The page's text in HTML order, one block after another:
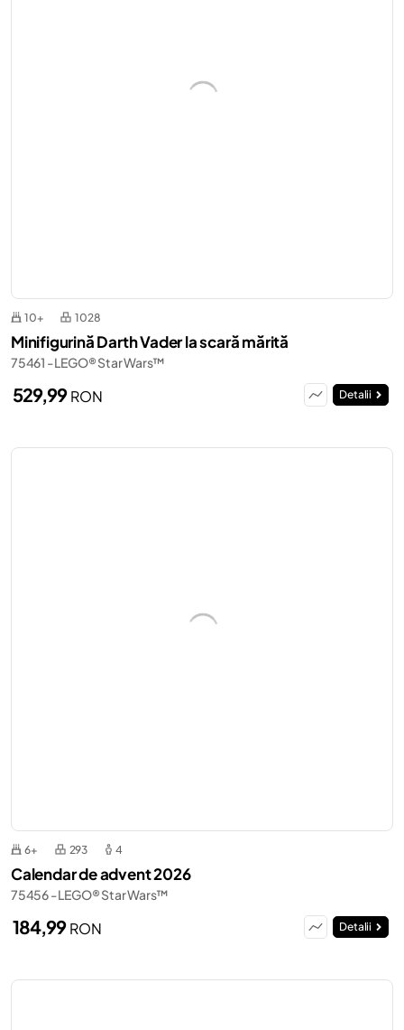
10+ 1028
Minifigurină Darth Vader la scară mărită
75461 - LEGO® Star Wars™
529,99RON Detalii
6+ 293 4
Calendar de advent 2026
75456 - LEGO® Star Wars™
184,99RON Detalii